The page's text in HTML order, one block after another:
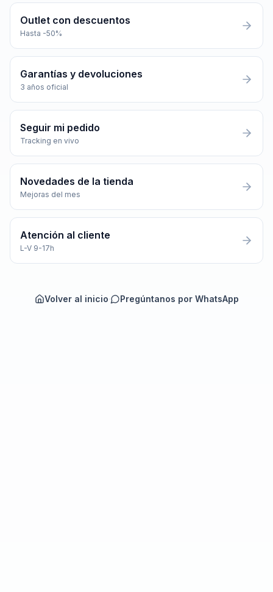
Outlet con descuentos
Hasta -50%
Garantías y devoluciones
3 años oficial
Seguir mi pedido
Tracking en vivo
Novedades de la tienda
Mejoras del mes
Atención al cliente
L-V 9-17h
Volver al inicio· Pregúntanos por WhatsApp